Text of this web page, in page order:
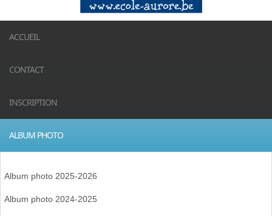
ACCUEIL
CONTACT
INSCRIPTION
ALBUM PHOTO
Album photo 2025-2026
Album photo 2024-2025